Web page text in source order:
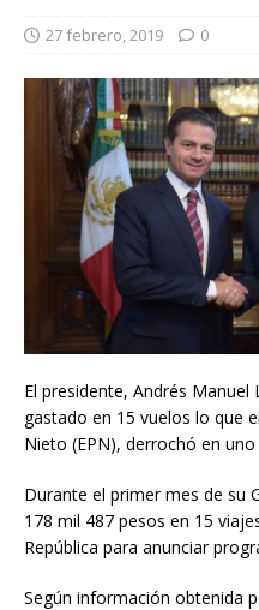
27 febrero, 2019 0
El presidente, Andrés
gastado en 15 vuelos lo que
Nieto (EPN), derrochó en uno
Durante el primer mes de su
178 mil 487 pesos en 15
República para anunciar
Según información obtenida